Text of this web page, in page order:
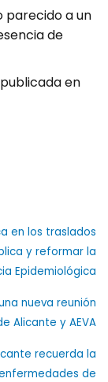
parecido a un
de
en
en los traslados
y reformar la
Epidemiológica
nueva reunión
Alicante y AEVA
recuerda la
de